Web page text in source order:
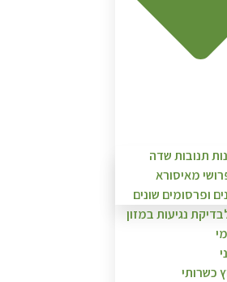
שדה
מאיסורא
שונים
נגיעות במזון